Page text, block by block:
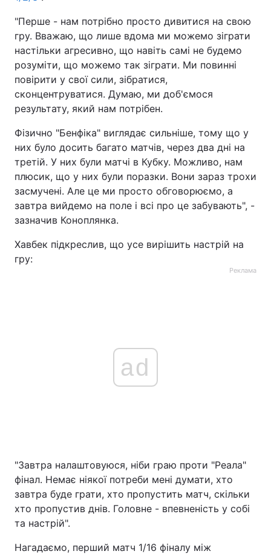
"Перше - нам потрібно просто дивитися на свою
гру. Вважаю, що лише вдома ми можемо зіграти
настільки агресивно, що навіть самі не будемо
розуміти, що можемо так зіграти. Ми повинні
повірити у свої сили, зібратися,
сконцентруватися. Думаю, ми доб'ємося
результату, який нам потрібен.
Фізично "Бенфіка" виглядає сильніше, тому що у
них було досить багато матчів, через два дні на
третій. У них були матчі в Кубку. Можливо, нам
плюсик, що у них були поразки. Вони зараз трохи
засмучені. Але це ми просто обговорюємо, а
завтра вийдемо на поле і всі про це забувають", -
зазначив Коноплянка.
Хавбек підкреслив, що усе вирішить настрій на
гру:
Реклама
ad
"Завтра налаштовуюся, ніби граю проти "Реала"
фінал. Немає ніякої потреби мені думати, хто
завтра буде грати, хто пропустить матч, скільки
хто пропустив днів. Головне - впевненість у собі
та настрій".
Нагадаємо, перший матч 1/16 фіналу між